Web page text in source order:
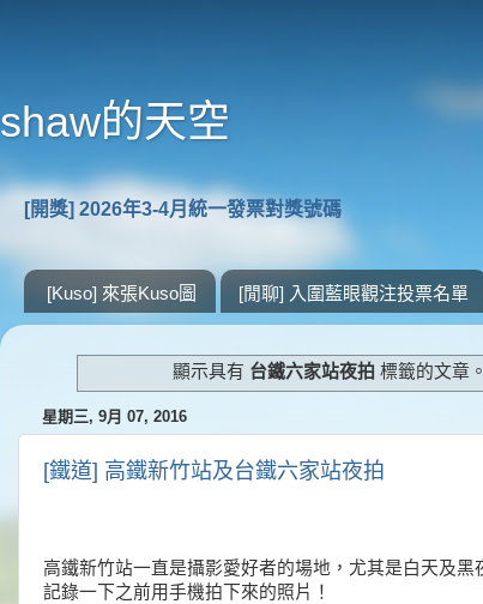
shaw的天空
[開獎] 2026年3-4月統一發票對獎號碼
[Kuso] 來張Kuso圖 [閒聊] 入圍藍眼觀注投票名單
顯示具有 台鐵六家站夜拍 標籤的文章。
星期三, 9月 07, 2016
[鐵道] 高鐵新竹站及台鐵六家站夜拍
高鐵新竹站一直是攝影愛好者的場地，尤其是白天及黑
記錄一下之前用手機拍下來的照片！